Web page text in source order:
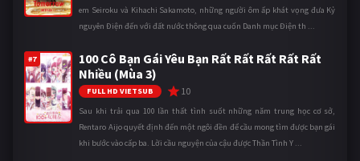
em Seiroku và Kihachi Sakamoto, những người ôm ấp khát vọng đưa Kỷ
nguyên Điện đến với đất nước thông qua cuốn Danh mục Điện th ...
#7
100 Cô Bạn Gái Yêu Bạn Rất Rất Rất Rất Rất
Nhiều (Mùa 3)
FULL HD VIETSUB 10
Sau khi trải qua 100 lần thất tình suốt những năm trung học cơ sở,
Rentaro Aijo quyết định đến một ngôi đền để cầu mong tìm được bạn gái
khi bước vào cấp ba. Lời cầu nguyện của cậu được Thần Tình Y ...